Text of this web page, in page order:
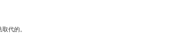
代的。